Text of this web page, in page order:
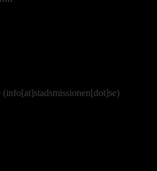
(info[at]stadsmissionen[dot]se)